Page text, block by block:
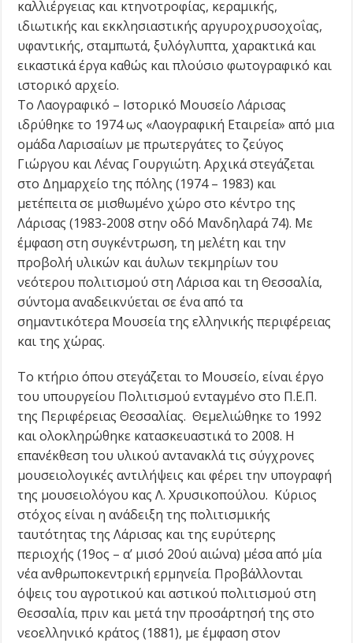
καλλιέργειας και κτηνοτροφίας, κεραμικής,
ιδιωτικής και εκκλησιαστικής αργυροχρυσοχοΐας,
υφαντικής, σταμπωτά, ξυλόγλυπτα, χαρακτικά και
εικαστικά έργα καθώς και πλούσιο φωτογραφικό και
ιστορικό αρχείο.
Το Λαογραφικό – Ιστορικό Μουσείο Λάρισας
ιδρύθηκε το 1974 ως «Λαογραφική Εταιρεία» από μια
ομάδα Λαρισαίων με πρωτεργάτες το ζεύγος
Γιώργου και Λένας Γουργιώτη. Αρχικά στεγάζεται
στο Δημαρχείο της πόλης (1974 – 1983) και
μετέπειτα σε μισθωμένο χώρο στο κέντρο της
Λάρισας (1983-2008 στην οδό Μανδηλαρά 74). Με
έμφαση στη συγκέντρωση, τη μελέτη και την
προβολή υλικών και άυλων τεκμηρίων του
νεότερου πολιτισμού στη Λάρισα και τη Θεσσαλία,
σύντομα αναδεικνύεται σε ένα από τα
σημαντικότερα Μουσεία της ελληνικής περιφέρειας
και της χώρας.
Το κτήριο όπου στεγάζεται το Μουσείο, είναι έργο
του υπουργείου Πολιτισμού ενταγμένο στο Π.Ε.Π.
της Περιφέρειας Θεσσαλίας. Θεμελιώθηκε το 1992
και ολοκληρώθηκε κατασκευαστικά το 2008. Η
επανέκθεση του υλικού αντανακλά τις σύγχρονες
μουσειολογικές αντιλήψεις και φέρει την υπογραφή
της μουσειολόγου κας Λ. Χρυσικοπούλου. Κύριος
στόχος είναι η ανάδειξη της πολιτισμικής
ταυτότητας της Λάρισας και της ευρύτερης
περιοχής (19ος – α’ μισό 20ού αιώνα) μέσα από μία
νέα ανθρωποκεντρική ερμηνεία. Προβάλλονται
όψεις του αγροτικού και αστικού πολιτισμού στη
Θεσσαλία, πριν και μετά την προσάρτησή της στο
νεοελληνικό κράτος (1881), με έμφαση στον